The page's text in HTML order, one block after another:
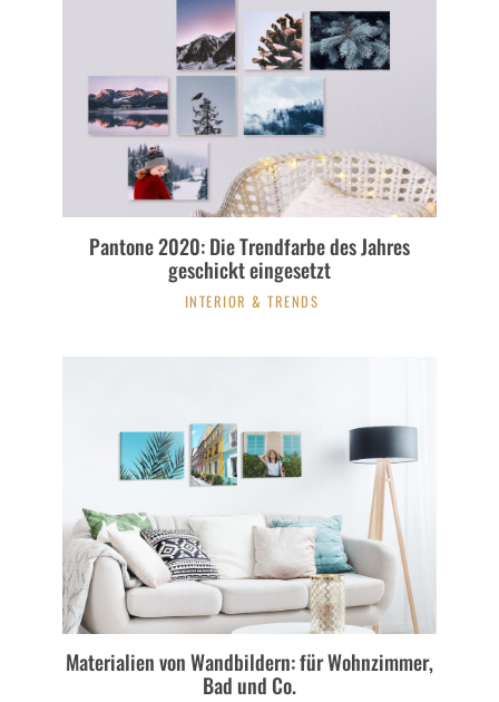
Pantone 2020: Die Trendfarbe des Jahres
geschickt eingesetzt
INTERIOR & TRENDS
Materialien von Wandbildern: für Wohnzimmer,
Bad und Co.